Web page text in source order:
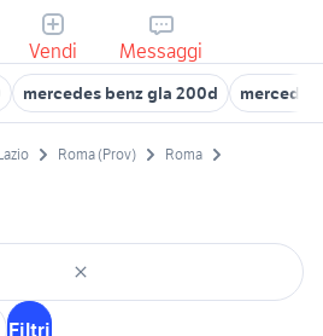
Vendi Messaggi
mercedes benz gla 200d
Roma (Prov)
Roma
Filtri